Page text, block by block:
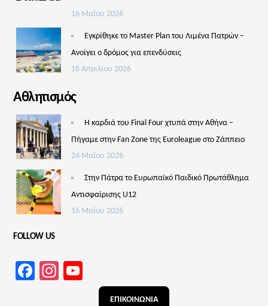
16 Μαΐου 2026
Εγκρίθηκε το Master Plan του Λιμένα Πατρών –
Aνοίγει ο δρόμος για επενδύσεις
18 Απριλίου 2026
Αθλητισμός
Η καρδιά του Final Four χτυπά στην Αθήνα –
Πήγαμε στην Fan Zone της Euroleague στο Ζάππειο
24 Μαΐου 2026
Στην Πάτρα το Ευρωπαϊκό Παιδικό Πρωτάθλημα
Αντισφαίρισης U12
16 Μαΐου 2026
FOLLOW US
Facebook
Instagram
Channel
ΕΠΙΚΟΙΝΩΝΙΑ